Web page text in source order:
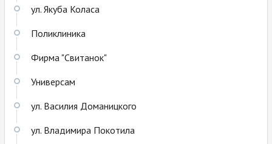
ул. Якуба Коласа
Поликлиника
Фирма "Свитанок"
Универсам
ул. Василия Доманицкого
ул. Владимира Покотила